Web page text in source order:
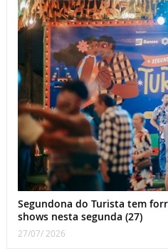
Segundona do Turista tem
shows nesta segunda (27)
27/07/ 2026